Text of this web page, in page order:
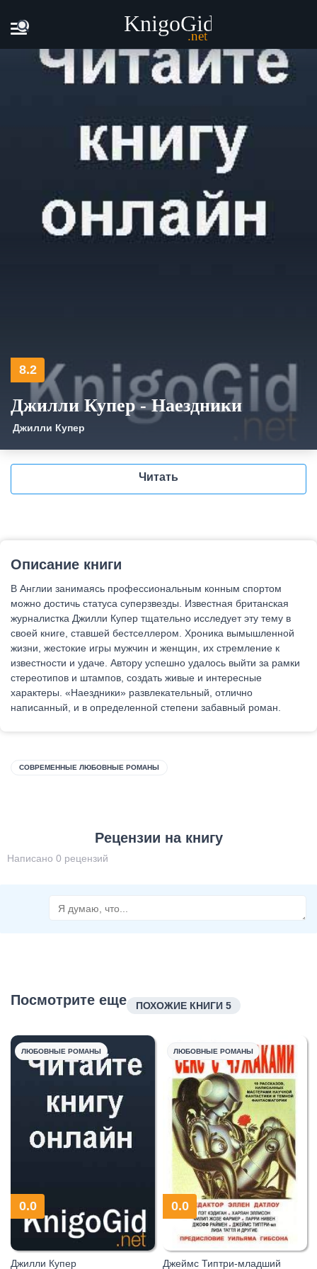
Главная Джилли Купер - Наездники
8.2
Джилли Купер - Наездники
Джилли Купер
Читать
Описание книги
В Англии занимаясь профессиональным конным спортом
можно достичь статуса суперзвезды. Известная британская
журналистка Джилли Купер тщательно исследует эту тему в
своей книге, ставшей бестселлером. Хроника вымышленной
жизни, жестокие игры мужчин и женщин, их стремление к
известности и удаче. Автору успешно удалось выйти за рамки
стереотипов и штампов, создать живые и интересные
характеры. «Наездники» развлекательный, отлично
написанный, и в определенной степени забавный роман.
СОВРЕМЕННЫЕ ЛЮБОВНЫЕ РОМАНЫ
Рецензии на книгу
Написано 0 рецензий
Посмотрите еще ПОХОЖИЕ КНИГИ 5
ЛЮБОВНЫЕ РОМАНЫ
0.0
Джилли Купер
ЛЮБОВНЫЕ РОМАНЫ
0.0
Джеймс Типтри-младший